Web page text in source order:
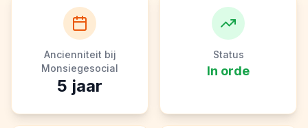
Ancienniteit bij
Monsiegesocial
5 jaar
Status
In orde